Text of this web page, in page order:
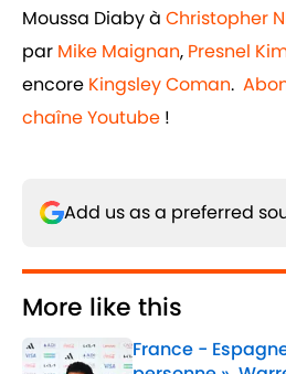
Moussa Diaby à Christopher
par Mike Maignan, Presnel
encore Kingsley Coman.
chaîne Youtube !
Add us as a preferred
More like this
France -